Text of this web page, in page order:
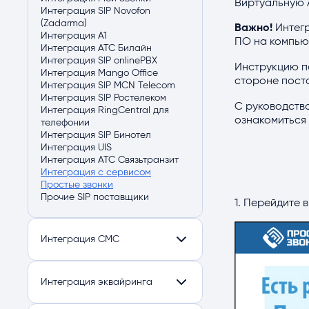
Личный кабинет педагога
Клиенты
Группы
Педагоги
Лиды
Организация онлайн обучения в
Альфа CRM
Доступ в CRM
Информер
Товарно-материальные ценности
Система лояльности
Внутренние чаты в системе
Финансы
Абонементы
Push-уведомления в системе
Работа с файлами в системе
Лицензирование
Alfamo
Интеграция с группой Вконтакте
Интеграция формы записи Вконтакте
uCaller - вход по номеру телефона в
Альфа CRM
Двухфакторная аутентификация
Интеграция с Podpislon
Интеграция лидов через Albato
Интеграция с виджетом Moclients для
сбора лидов
Интеграция лидов из форм FB
(фейсбук)*
Интеграция АльфаCRM с AmoCRM
Интеграция АльфаCRM с Битрикс24
Интеграция с Яндекс.Метрика
Интеграция с AmoCRM через Alfamo
Интеграция с кассой через
платежную платформу PayKeeper
Интеграция с кассой OrangeData
Комтет.Касса
Интеграция SIP Novofon
(Zadarma)
Интеграция A1
Интеграция АТС Билайн
Интеграция SIP onlinePBX
Интеграция Mango Office
Интеграция SIP MCN Telecom
Интеграция SIP Ростелеком
Интеграция RingCentral для
телефонии
Интеграция SIP Бинотел
Интеграция UIS
Интеграция АТС Связьтранзит
Интеграция с сервисом
Простые звонки
Прочие SIP поставщики
Интеграция СМС
Интеграция с SMS.RU
Интеграция c прочими СМС
Интеграция IQSMS
Интеграция эквайринга
Виртуальную
Важно!
ПО на
Инструкцию
стороне
С
ознакомиться
1. Перейдите